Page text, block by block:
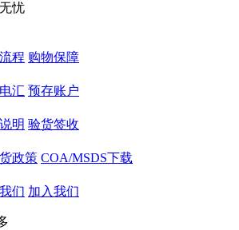
忧
程 购物保障
汇 预存账户
明 验货签收
政策 COA/MSDS下载
们 加入我们